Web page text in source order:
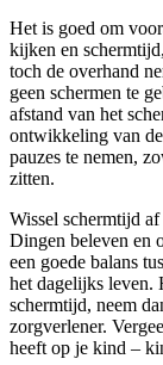
Het is goed om
kijken en
toch de overhand
geen schermen te
afstand van het
ontwikkeling van
pauzes te nemen,
zitten.
Wissel schermtijd
Dingen beleven en
een goede balans
het dagelijks leven.
schermtijd, neem
zorgverlener.
heeft op je kind –